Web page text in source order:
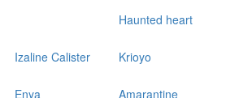
Haunted heart
Izaline Calister
Krioyo
Enya Amarantine